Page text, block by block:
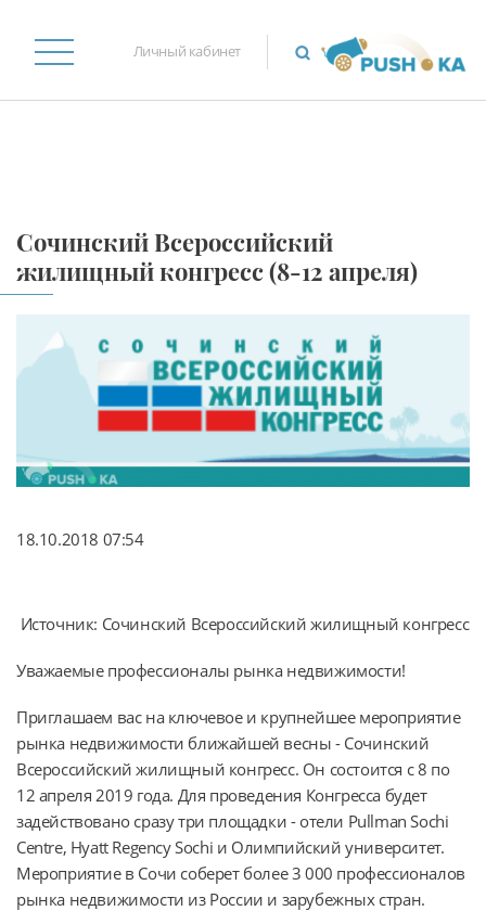
Личный кабинет
Сочинский Всероссийский
жилищный конгресс (8-12 апреля)
18.10.2018 07:54
Источник: Сочинский Всероссийский жилищный конгресс
Уважаемые профессионалы рынка недвижимости!
Приглашаем вас на ключевое и крупнейшее мероприятие
рынка недвижимости ближайшей весны - Сочинский
Всероссийский жилищный конгресс. Он состоится с 8 по
12 апреля 2019 года. Для проведения Конгресса будет
задействовано сразу три площадки - отели Pullman Sochi
Centre, Hyatt Regency Sochi и Олимпийский университет.
Мероприятие в Сочи соберет более 3 000 профессионалов
рынка недвижимости из России и зарубежных стран.